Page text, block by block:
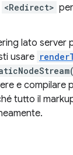
<Redirect>
lato server
usare
e compilare
tutto il